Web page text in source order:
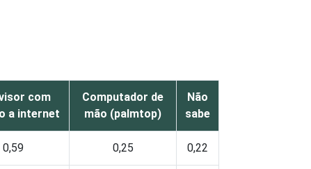
com
a internet
Computador de
mão (palmtop)
Não
sabe
0,59 0,25 0,22